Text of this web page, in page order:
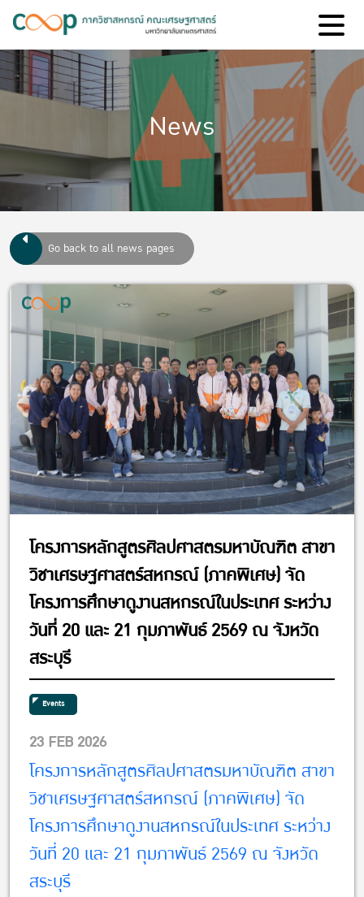
News
Go back to all news pages
โครงการหลักสูตรศิลปศาสตรมหาบัณฑิต สาขา
วิชาเศรษฐศาสตร์สหกรณ์ (ภาคพิเศษ) จัด
โครงการศึกษาดูงานสหกรณ์ในประเทศ ระหว่าง
วันที่ 20 และ 21 กุมภาพันธ์ 2569 ณ จังหวัด
สระบุรี
Events
23 FEB 2026
โครงการหลักสูตรศิลปศาสตรมหาบัณฑิต สาขา
วิชาเศรษฐศาสตร์สหกรณ์ (ภาคพิเศษ) จัด
โครงการศึกษาดูงานสหกรณ์ในประเทศ ระหว่าง
วันที่ 20 และ 21 กุมภาพันธ์ 2569 ณ จังหวัด
สระบุรี